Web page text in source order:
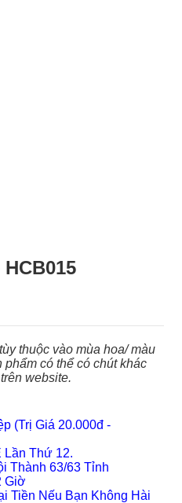
thuộc vào mùa hoa/ màu
phẩm có thể có chút khác
website.
(Trị Giá 20.000đ -
Lần Thứ 12.
Thành 63/63 Tỉnh
Giờ
Tiền Nếu Bạn Không Hài